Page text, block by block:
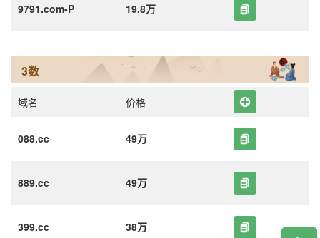
9791.com-P 19.8万
3数
域名 价格
088.cc 49万
889.cc 49万
399.cc 38万